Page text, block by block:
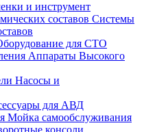
и инструмент
Системы
для СТО
Аппараты Высокого
Насосы и
для АВД
Мойка самообслуживания
консоли